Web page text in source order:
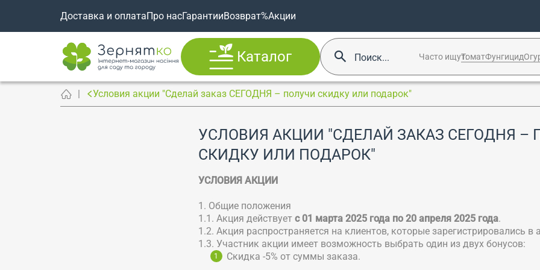
Доставка и оплатаПро насГарантииВозврат%Акции
Каталог Часто ищут:ТоматФунгицид
Условия акции "Сделай заказ СЕГОДНЯ – получи скидку или подарок"
УСЛОВИЯ АКЦИИ "СДЕЛАЙ ЗАКАЗ СЕГОДНЯ –
СКИДКУ ИЛИ ПОДАРОК"
УСЛОВИЯ АКЦИИ
1. Общие положения
1.1. Акция действует с 01 марта 2025 года по 20 апреля 2025 года.
1.2. Акция распространяется на клиентов, которые зарегистрировались в
1.3. Участник акции имеет возможность выбрать один из двух бонусов:
Скидка -5% от суммы заказа.